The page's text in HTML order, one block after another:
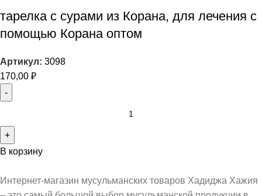
тарелка с сурами из Корана, для лечения с
помощью Корана оптом
Артикул: 3098
170,00 ₽
В корзину
Интернет-магазин мусульманских товаров Хадиджа Хажия